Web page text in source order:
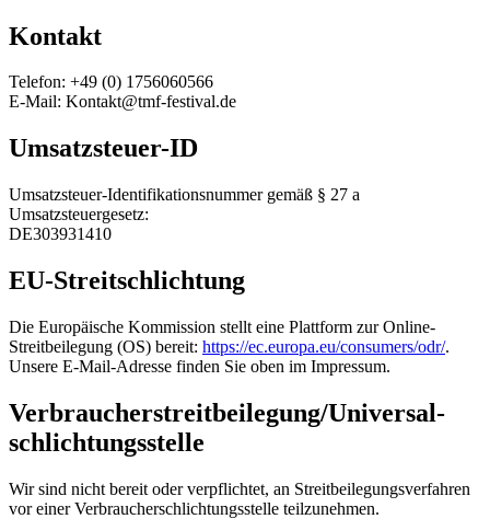
Kontakt
Telefon: +49 (0) 1756060566
E-Mail: Kontakt@tmf-festival.de
Umsatzsteuer-ID
Umsatzsteuer-Identifikationsnummer gemäß § 27 a
Umsatzsteuergesetz:
DE303931410
EU-Streitschlichtung
Die Europäische Kommission stellt eine Plattform zur Online-
Streitbeilegung (OS) bereit: https://ec.europa.eu/consumers/odr/.
Unsere E-Mail-Adresse finden Sie oben im Impressum.
Verbraucher­streit­beilegung/Universal­
schlichtungs­stelle
Wir sind nicht bereit oder verpflichtet, an Streitbeilegungsverfahren
vor einer Verbraucherschlichtungsstelle teilzunehmen.